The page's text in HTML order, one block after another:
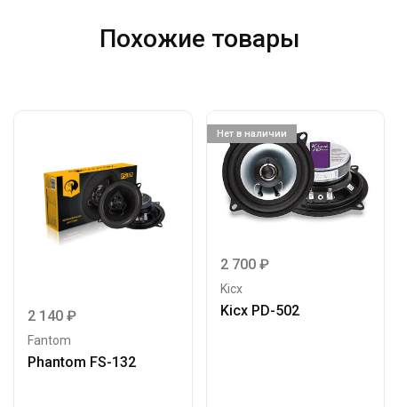
Похожие товары
2 140 ₽
Fantom
Phantom FS-132
Нет в наличии
2 700 ₽
Kicx
Kicx PD-502